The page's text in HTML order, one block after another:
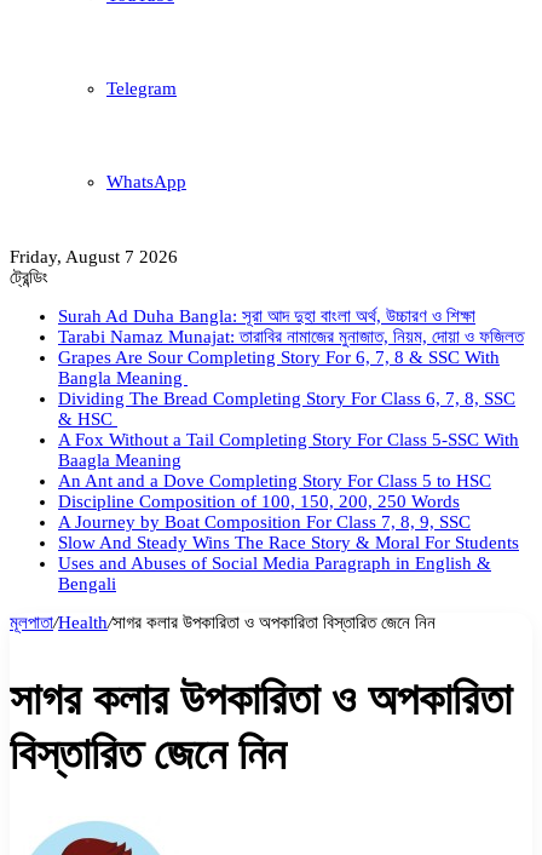
Telegram
WhatsApp
Friday, August 7 2026
ট্রেন্ডিং
Surah Ad Duha Bangla: সূরা আদ দুহা বাংলা অর্থ, উচ্চারণ ও শিক্ষা
Tarabi Namaz Munajat: তারাবির নামাজের মুনাজাত, নিয়ম, দোয়া ও ফজিলত
Grapes Are Sour Completing Story For 6, 7, 8 & SSC With
Bangla Meaning
Dividing The Bread Completing Story For Class 6, 7, 8, SSC
& HSC
A Fox Without a Tail Completing Story For Class 5-SSC With
Baagla Meaning
An Ant and a Dove Completing Story For Class 5 to HSC
Discipline Composition of 100, 150, 200, 250 Words
A Journey by Boat Composition For Class 7, 8, 9, SSC
Slow And Steady Wins The Race Story & Moral For Students
Uses and Abuses of Social Media Paragraph in English &
Bengali
মূলপাতা/Health/সাগর কলার উপকারিতা ও অপকারিতা বিস্তারিত জেনে নিন
সাগর কলার উপকারিতা ও অপকারিতা
বিস্তারিত জেনে নিন